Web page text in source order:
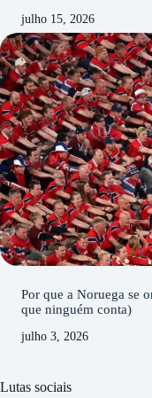
julho 15, 2026
Por que a Noruega se
que ninguém conta)
julho 3, 2026
Lutas sociais